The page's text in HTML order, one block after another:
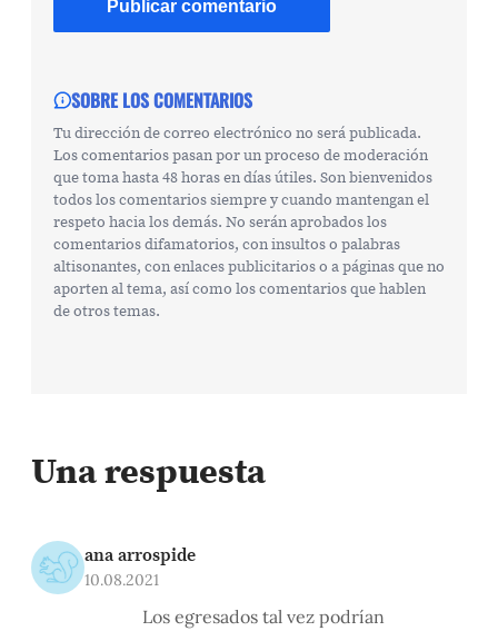
SOBRE LOS COMENTARIOS
Tu dirección de correo electrónico no será publicada.
Los comentarios pasan por un proceso de moderación
que toma hasta 48 horas en días útiles. Son bienvenidos
todos los comentarios siempre y cuando mantengan el
respeto hacia los demás. No serán aprobados los
comentarios difamatorios, con insultos o palabras
altisonantes, con enlaces publicitarios o a páginas que no
aporten al tema, así como los comentarios que hablen
de otros temas.
Una respuesta
ana arrospide
10.08.2021
Los egresados tal vez podrían